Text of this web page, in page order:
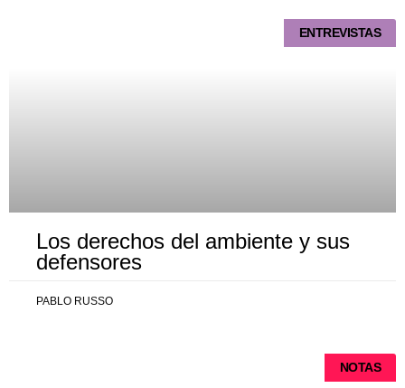
ENTREVISTAS
Los derechos del ambiente y sus
defensores
PABLO RUSSO
NOTAS